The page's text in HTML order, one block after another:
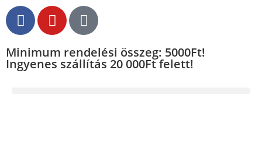
Minimum rendelési összeg: 5000Ft!
Ingyenes szállítás 20 000Ft felett!